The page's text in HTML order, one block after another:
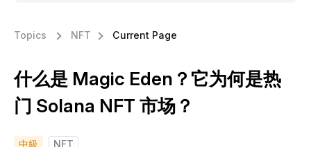
Topics NFT Current Page
什么是 Magic Eden？它为何是热
门 Solana NFT 市场？
中級
NFT